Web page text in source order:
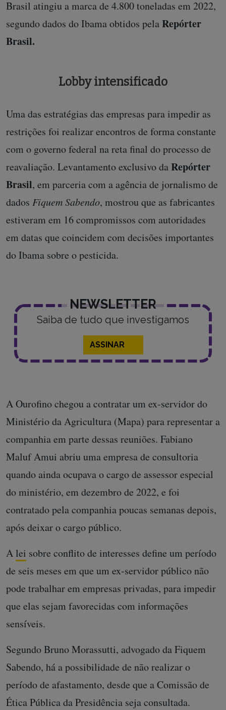
Brasil atingiu a marca de 4.800 toneladas em 2022,
segundo dados do Ibama obtidos pelaRepórter
Brasil.
Lobby intensificado
Uma das estratégias das empresas para impedir as
restrições foi realizar encontros de forma constante
com o governo federal na reta final do processo de
reavaliação. Levantamento exclusivo daRepórter
Brasil, em parceria com a agência de jornalismo de
dados Fiquem Sabendo, mostrou que as fabricantes
estiveram em 16 compromissos com autoridades
em datas que coincidem com decisões importantes
do Ibama sobre o pesticida.
NEWSLETTER
Saiba de tudo que investigamos
ASSINAR
A Ourofino chegou a contratar um ex-servidor do
Ministério da Agricultura (Mapa) para representar a
companhia em parte dessas reuniões. Fabiano
Maluf Amui abriu uma empresa de consultoria
quando ainda ocupava o cargo de assessor especial
do ministério, em dezembro de 2022, e foi
contratado pela companhia poucas semanas depois,
após deixar o cargo público.
A lei sobre conflito de interesses define um período
de seis meses em que um ex-servidor público não
pode trabalhar em empresas privadas, para impedir
que elas sejam favorecidas com informações
sensíveis.
Segundo Bruno Morassutti, advogado da Fiquem
Sabendo, há a possibilidade de não realizar o
período de afastamento, desde que a Comissão de
Ética Pública da Presidência seja consultada.